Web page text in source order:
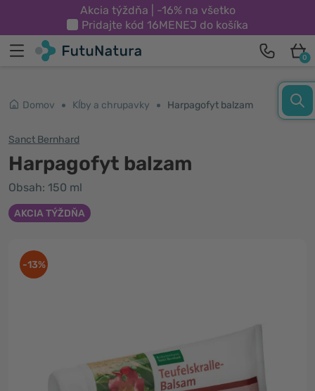
Akcia týždňa | -16% na všetko
Pridajte kód 16MENEJ do košíka
0
Domov Kĺby a chrupavky Harpagofyt balzam
Sanct Bernhard
Harpagofyt balzam
Obsah: 150 ml
AKCIA TÝŽDŇA
-13%